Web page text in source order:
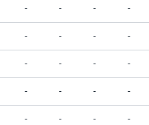
- - - -
- - - -
- - - -
- - - -
- - - -